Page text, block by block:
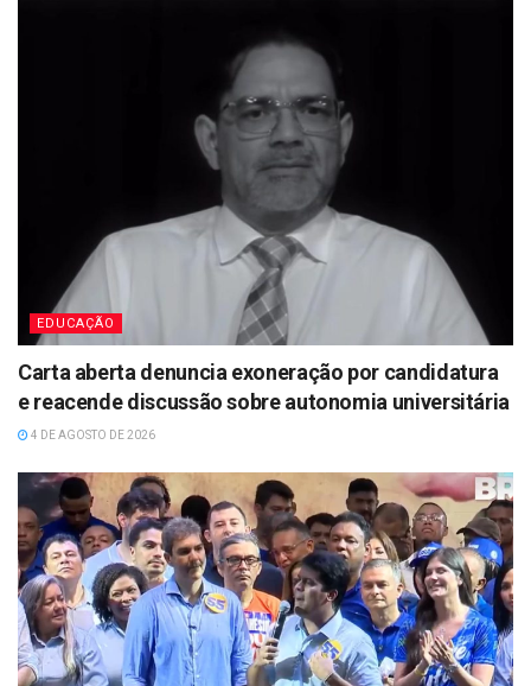
EDUCAÇÃO
Carta aberta denuncia exoneração por candidatura
e reacende discussão sobre autonomia universitária
4 DE AGOSTO DE 2026